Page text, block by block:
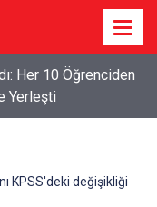
Her 10 Öğrenciden
Yerleşti
KPSS'deki değişikliği